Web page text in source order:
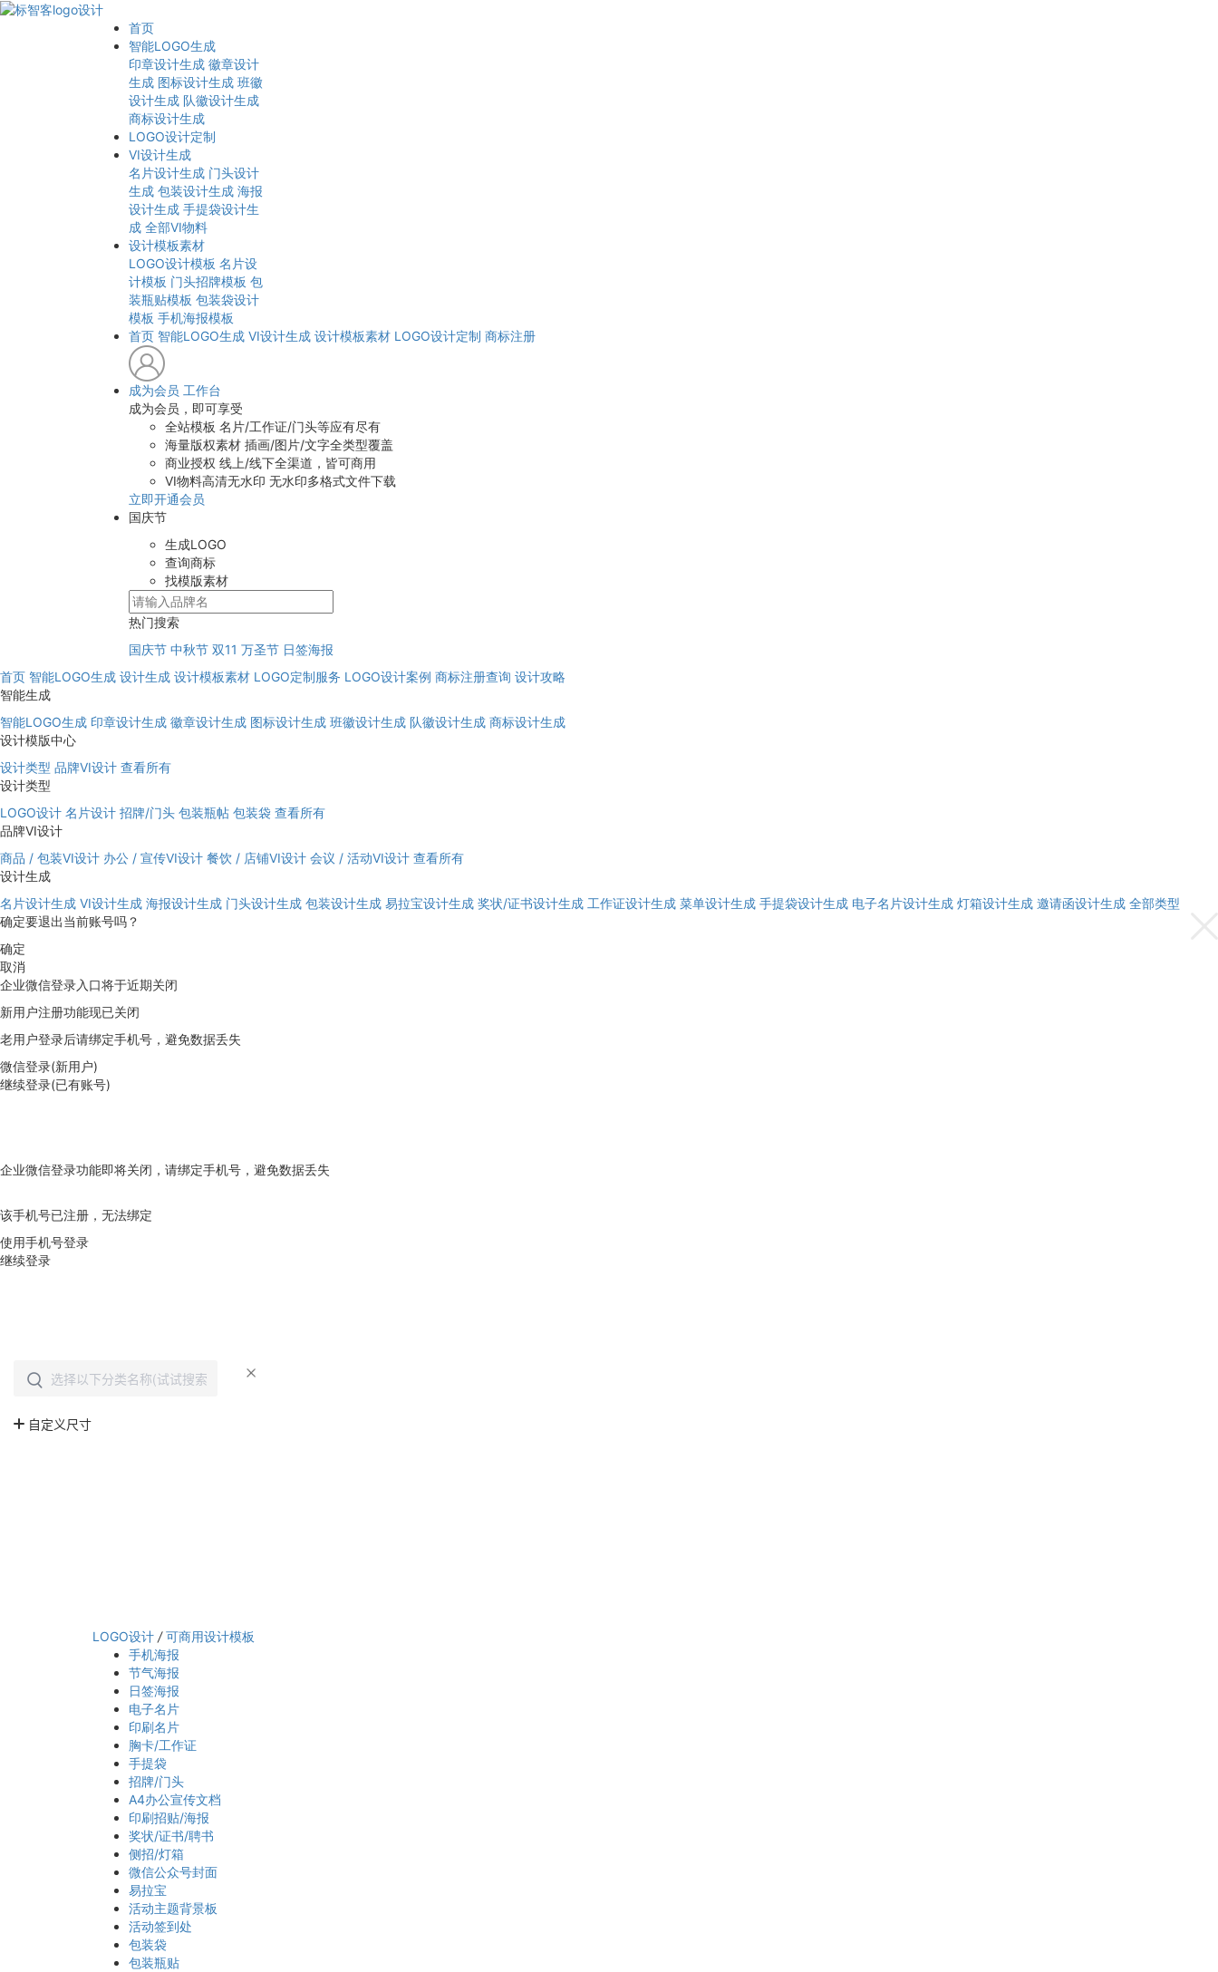
首页
智能LOGO生成
印章设计生成 徽章设计
生成 图标设计生成 班徽
设计生成 队徽设计生成
商标设计生成
LOGO设计定制
VI设计生成
名片设计生成 门头设计
生成 包装设计生成 海报
设计生成 手提袋设计生
成 全部VI物料
设计模板素材
LOGO设计模板 名片设
计模板 门头招牌模板 包
装瓶贴模板 包装袋设计
模板 手机海报模板
首页 智能LOGO生成 VI设计生成 设计模板素材 LOGO设计定制 商标注册
成为会员 工作台
成为会员，即可享受
全站模板 名片/工作证/门头等应有尽有
海量版权素材 插画/图片/文字全类型覆盖
商业授权 线上/线下全渠道，皆可商用
VI物料高清无水印 无水印多格式文件下载
立即开通会员
国庆节
生成LOGO
查询商标
找模版素材
热门搜索
国庆节 中秋节 双11 万圣节 日签海报
首页 智能LOGO生成 设计生成 设计模板素材 LOGO定制服务 LOGO设计案例 商标注册查询 设计攻略
智能生成
智能LOGO生成 印章设计生成 徽章设计生成 图标设计生成 班徽设计生成 队徽设计生成 商标设计生成
设计模版中心
设计类型 品牌VI设计 查看所有
设计类型
LOGO设计 名片设计 招牌/门头 包装瓶帖 包装袋 查看所有
品牌VI设计
商品 / 包装VI设计 办公 / 宣传VI设计 餐饮 / 店铺VI设计 会议 / 活动VI设计 查看所有
设计生成
名片设计生成 VI设计生成 海报设计生成 门头设计生成 包装设计生成 易拉宝设计生成 奖状/证书设计生成 工作证设计生成 菜单设计生成 手提袋设计生成 电子名片设计生成 灯箱设计生成 邀请函设计生成 全部类型
确定要退出当前账号吗？
确定
取消
企业微信登录入口将于近期关闭
新用户注册功能现已关闭
老用户登录后请绑定手机号，避免数据丢失
微信登录(新用户)
继续登录(已有账号)
企业微信登录功能即将关闭，请绑定手机号，避免数据丢失
该手机号已注册，无法绑定
使用手机号登录
继续登录
LOGO设计 / 可商用设计模板
手机海报
节气海报
日签海报
电子名片
印刷名片
胸卡/工作证
手提袋
招牌/门头
A4办公宣传文档
印刷招贴/海报
奖状/证书/聘书
侧招/灯箱
微信公众号封面
易拉宝
活动主题背景板
活动签到处
包装袋
包装瓶贴